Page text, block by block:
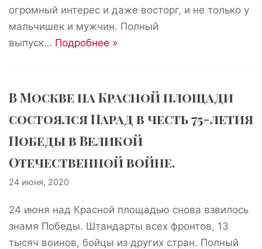
огромный интерес и даже восторг, и не только у
мальчишек и мужчин. Полный
выпуск… Подробнее »
В Москве на Красной площади
состоялся Парад в честь 75-летия
Победы в Великой
Отечественной войне.
24 июня, 2020
24 июня над Красной площадью снова взвилось
знамя Победы. Штандарты всех фронтов, 13
тысяч воинов, бойцы из других стран. Полный